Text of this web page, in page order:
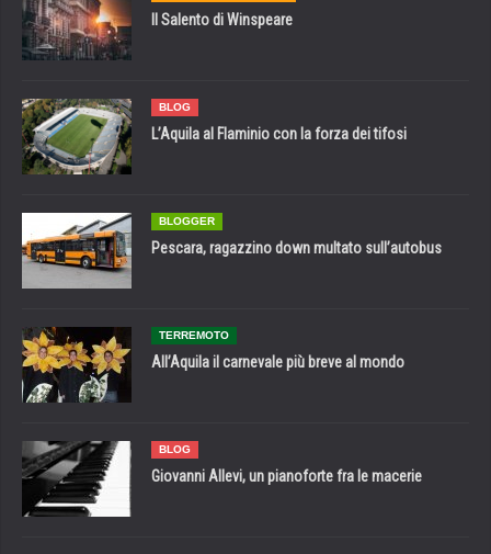
Il Salento di Winspeare
BLOG
L’Aquila al Flaminio con la forza dei tifosi
BLOGGER
Pescara, ragazzino down multato sull’autobus
TERREMOTO
All’Aquila il carnevale più breve al mondo
BLOG
Giovanni Allevi, un pianoforte fra le macerie